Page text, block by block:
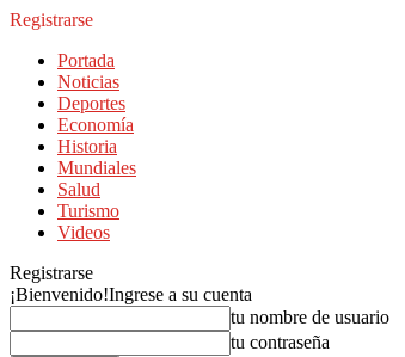
Registrarse
Portada
Noticias
Deportes
Economía
Historia
Mundiales
Salud
Turismo
Videos
Registrarse
¡Bienvenido!Ingrese a su cuenta
tu nombre de usuario
tu contraseña